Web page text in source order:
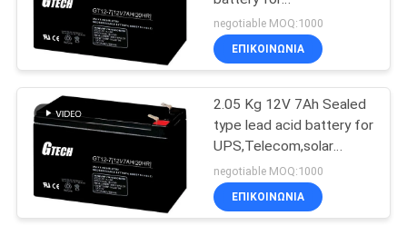
Μίνι συνεχές
ρεύμα UPS
UPS,Telecom,solar
system,alarm system
negotiable MOQ:1000
ΕΠΙΚΟΙΝΩΝΙΑ
2.05 Kg 12V 7Ah Sealed
type lead acid battery for
UPS,Telecom,solar
system,alarm system
negotiable MOQ:1000
ΕΠΙΚΟΙΝΩΝΙΑ